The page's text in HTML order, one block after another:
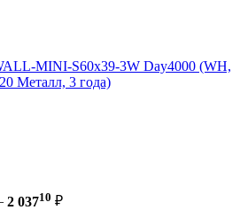
MINI-S60x39-3W Day4000 (WH,
Металл, 3 года)
2 03710 ₽